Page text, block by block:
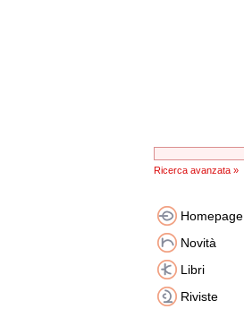
Ricerca avanzata »
Homepage
Novità
Libri
Riviste